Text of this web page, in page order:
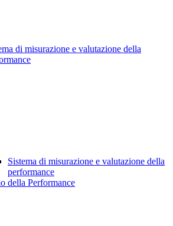
di misurazione e valutazione della
Sistema di misurazione e valutazione della
performance
della Performance